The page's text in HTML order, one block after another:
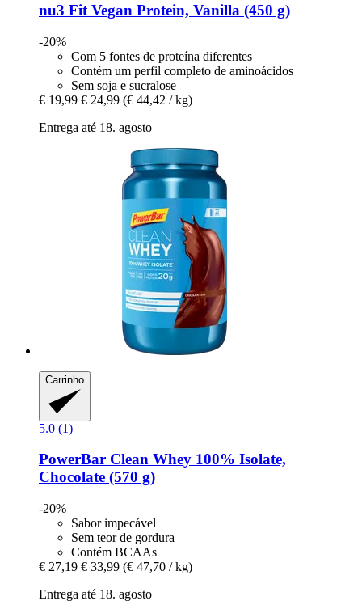
nu3 Fit Vegan Protein, Vanilla (450 g)
-20%
Com 5 fontes de proteína diferentes
Contém um perfil completo de aminoácidos
Sem soja e sucralose
€ 19,99 € 24,99 (€ 44,42 / kg)
Entrega até 18. agosto
Carrinho
5.0 (1)
PowerBar Clean Whey 100% Isolate,
Chocolate (570 g)
-20%
Sabor impecável
Sem teor de gordura
Contém BCAAs
€ 27,19 € 33,99 (€ 47,70 / kg)
Entrega até 18. agosto